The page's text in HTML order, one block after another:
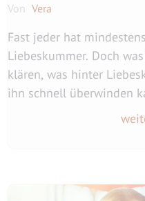
Von Vera
Fast jeder hat
Liebeskummer. Doch
klären, was hinter
ihn schnell überwinden